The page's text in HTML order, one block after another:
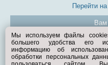
Перейти
Вам
©
Мы используем файлы
большего удобства его
информацию об
обработки персональных